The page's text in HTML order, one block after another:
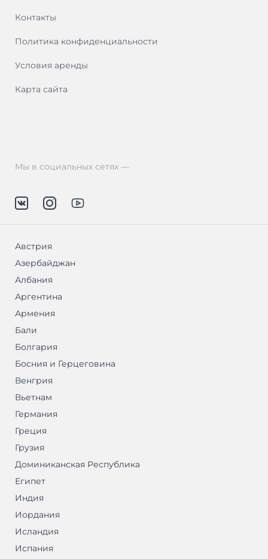
Контакты
Политика конфиденциальности
Условия аренды
Карта сайта
Мы в социальных сетях —
Австрия
Азербайджан
Албания
Аргентина
Армения
Бали
Болгария
Босния и Герцеговина
Венгрия
Вьетнам
Германия
Греция
Грузия
Доминиканская Республика
Египет
Индия
Иордания
Исландия
Испания